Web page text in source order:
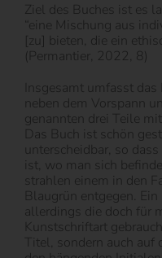
Ziel des Buches ist es
“eine Mischung aus
[zu] bieten, die ein
(Permantier, 2022, 8)
Insgesamt umfasst
neben dem Vorspann
genannten drei Teile
Das Buch ist schön
unterscheidbar, so
ist, wo man sich
strahlen einem in den
Blaugrün entgegen.
allerdings die doch für
Kunstschriftart
Titel, sondern auch auf